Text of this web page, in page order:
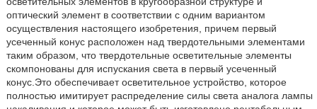
оптический элемент в соответствии с одним вариантом
осуществления настоящего изобретения, причем первый
усеченный конус расположен над твердотельными элементами
таким образом, что твердотельные осветительные элементы
скомпонованы для испускания света в первый усеченный
конус.Это обеспечивает осветительное устройство, которое
полностью имитирует распределение силы света аналога лампы